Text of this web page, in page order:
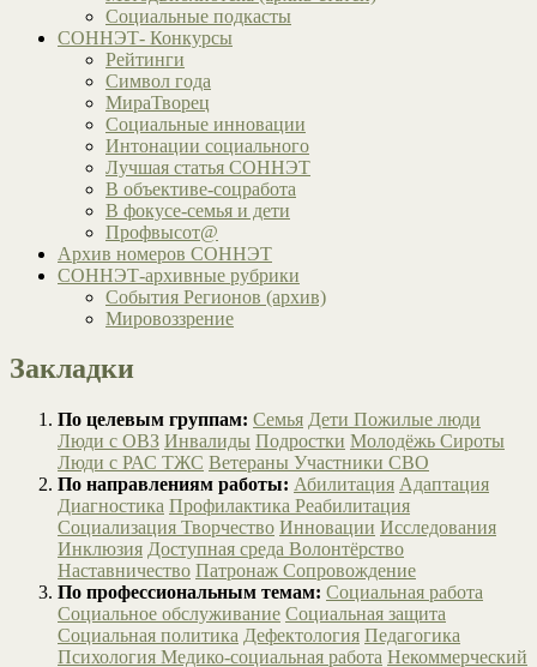
Социальные подкасты
СОННЭТ- Конкурсы
Рейтинги
Символ года
МираТворец
Социальные инновации
Интонации социального
Лучшая статья СОННЭТ
В объективе-соцработа
В фокусе-семья и дети
Профвысот@
Архив номеров СОННЭТ
СОННЭТ-архивные рубрики
События Регионов (архив)
Мировоззрение
Закладки
По целевым группам: Семья Дети Пожилые люди
Люди с ОВЗ Инвалиды Подростки Молодёжь Сироты
Люди с РАС ТЖС Ветераны Участники СВО
По направлениям работы: Абилитация Адаптация
Диагностика Профилактика Реабилитация
Социализация Творчество Инновации Исследования
Инклюзия Доступная среда Волонтёрство
Наставничество Патронаж Сопровождение
По профессиональным темам: Социальная работа
Социальное обслуживание Социальная защита
Социальная политика Дефектология Педагогика
Психология Медико-социальная работа Некоммерческий